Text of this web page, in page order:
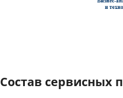
Состав сервисных